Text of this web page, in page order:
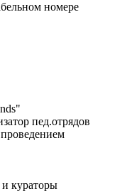
номере
пед.отрядов
кураторы